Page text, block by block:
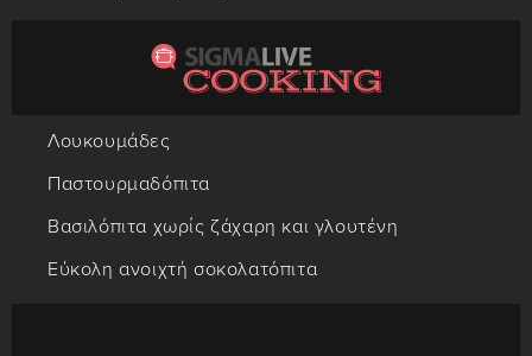
Λουκουμάδες
Παστουρμαδόπιτα
Βασιλόπιτα χωρίς ζάχαρη και γλουτένη
Εύκολη ανοιχτή σοκολατόπιτα